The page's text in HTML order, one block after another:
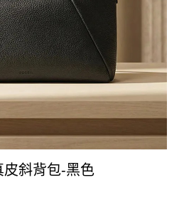
皮斜背包-黑色